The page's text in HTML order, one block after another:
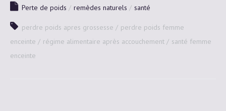
Perte de poids remèdes naturels santé
perdre poids apres grossesse
perdre poids femme
enceinte
régime alimentaire après accouchement
santé femme
enceinte